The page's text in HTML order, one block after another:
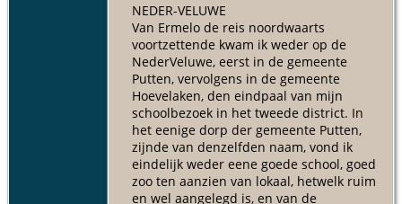
Moll- ca.
1838 -
Putten
Kind -
Aaltje Moll
- 30 apr
1841 -
Putten
Kind -
Aalbert
NEDER-VELUWE
Van Ermelo de reis noordwaarts
voortzettende kwam ik weder op de
NederVeluwe, eerst in de gemeente
Putten, vervolgens in de gemeente
Hoevelaken, den eindpaal van mijn
schoolbezoek in het tweede district. In
het eenige dorp der gemeente Putten,
zijnde van denzelfden naam, vond ik
eindelijk weder eene goede school, goed
zoo ten aanzien van lokaal, hetwelk ruim
en wel aangelegd is, en van de